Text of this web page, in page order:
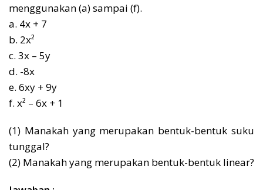
menggunakan (a) sampai (f).
a. 4x + 7
b. 2x²
c. 3x – 5y
d. -8x
e. 6xy + 9y
f. x² – 6x + 1
(1) Manakah yang merupakan bentuk-bentuk suku
tunggal?
(2) Manakah yang merupakan bentuk-bentuk linear?